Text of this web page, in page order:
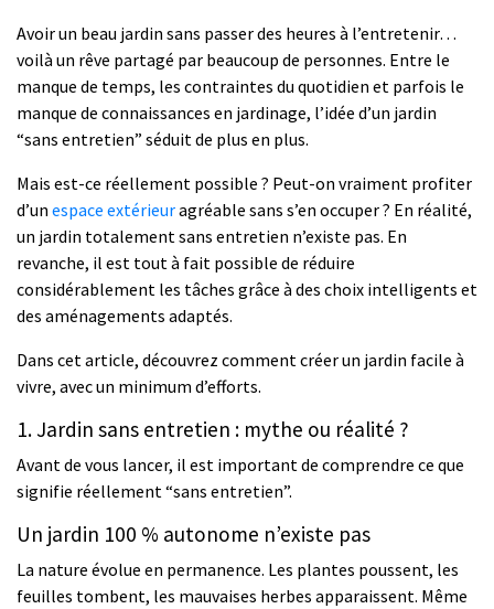
Avoir un beau jardin sans passer des heures à l’entretenir…
voilà un rêve partagé par beaucoup de personnes. Entre le
manque de temps, les contraintes du quotidien et parfois le
manque de connaissances en jardinage, l’idée d’un jardin
“sans entretien” séduit de plus en plus.
Mais est-ce réellement possible ? Peut-on vraiment profiter
d’un espace extérieuragréable sans s’en occuper ? En réalité,
un jardin totalement sans entretien n’existe pas. En
revanche, il est tout à fait possible de réduire
considérablement les tâches grâce à des choix intelligents et
des aménagements adaptés.
Dans cet article, découvrez comment créer un jardin facile à
vivre, avec un minimum d’efforts.
1. Jardin sans entretien : mythe ou réalité ?
Avant de vous lancer, il est important de comprendre ce que
signifie réellement “sans entretien”.
Un jardin 100 % autonome n’existe pas
La nature évolue en permanence. Les plantes poussent, les
feuilles tombent, les mauvaises herbes apparaissent. Même